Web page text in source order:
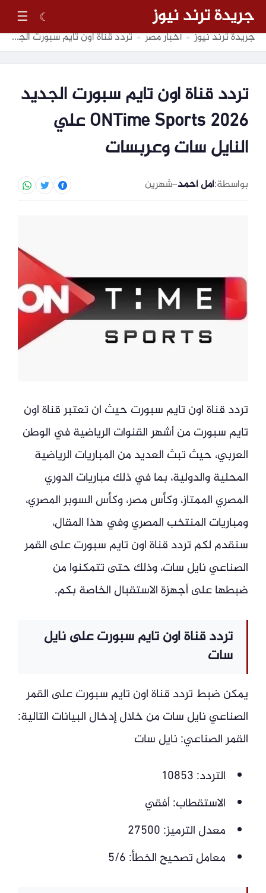
جريدة ترند نيوز ☾
☰
جريدة ترند نيوز » أخبار مصر » تردد قناة اون تايم سبورت الجديد 2026 ONTime Sports علي النايل سات وعربسات
تردد قناة اون تايم سبورت الجديد
2026 ONTime Sports علي
النايل سات وعربسات
بواسطة:أمل أحمد–شهرين
تردد قناة اون تايم سبورت حيث ان تعتبر قناة اون
تايم سبورت من أشهر القنوات الرياضية في الوطن
العربي، حيث تبث العديد من المباريات الرياضية
المحلية والدولية، بما في ذلك مباريات الدوري
المصري الممتاز، وكأس مصر، وكأس السوبر المصري،
ومباريات المنتخب المصري وفي هذا المقال،
سنقدم لكم تردد قناة اون تايم سبورت على القمر
الصناعي نايل سات، وذلك حتى تتمكنوا من
ضبطها على أجهزة الاستقبال الخاصة بكم.
تردد قناة اون تايم سبورت على نايل
سات
يمكن ضبط تردد قناة اون تايم سبورت على القمر
الصناعي نايل سات من خلال إدخال البيانات التالية:
القمر الصناعي: نايل سات
التردد: 10853
الاستقطاب: أفقي
معدل الترميز: 27500
معامل تصحيح الخطأ: 5/6